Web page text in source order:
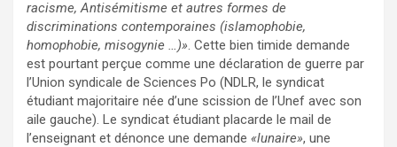
racisme, Antisémitisme et autres formes de
discriminations contemporaines (islamophobie,
homophobie, misogynie …)». Cette bien timide demande
est pourtant perçue comme une déclaration de guerre par
l’Union syndicale de Sciences Po (NDLR, le syndicat
étudiant majoritaire née d’une scission de l’Unef avec son
aile gauche). Le syndicat étudiant placarde le mail de
l’enseignant et dénonce une demande «lunaire», une